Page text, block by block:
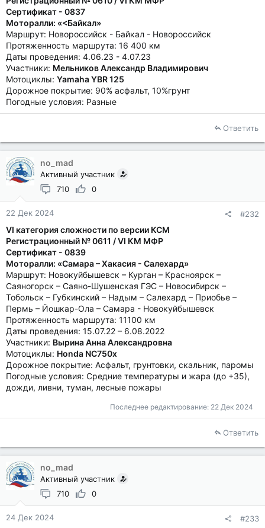
Сертификат - 0837
Моторалли: «<Байкал»
Маршрут: Новороссийск - Байкал - Новороссийск
Протяженность маршрута: 16 400 км
Даты проведения: 4.06.23 - 4.07.23
Участники: Мельников Александр Владимирович
Мотоциклы: Yamaha YBR 125
Дорожное покрытие: 90% асфальт, 10%грунт
Погодные условия: Разные
Ответить
no_mad
Активный участник
710
0
22 Дек 2024 #232
VI категория сложности по версии КСМ
Регистрационный № 0611 / VI КМ МФР
Сертификат - 0839
Моторалли: «Самара – Хакасия - Салехард»
Маршрут: Новокуйбышевск – Курган – Красноярск –
Саяногорск – Саяно-Шушенская ГЭС – Новосибирск –
Тобольск – Губкинский – Надым – Салехард – Приобье –
Пермь – Йошкар-Ола – Самара - Новокуйбышевск
Протяженность маршрута: 11100 км
Даты проведения: 15.07.22 – 6.08.2022
Участники: Вырина Анна Александровна
Мотоциклы: Honda NC750x
Дорожное покрытие: Асфальт, грунтовки, скальник, паромы
Погодные условия: Средние температуры и жара (до +35),
дожди, ливни, туман, лесные пожары
Последнее редактирование: 22 Дек 2024
Ответить
no_mad
Активный участник
710
0
24 Дек 2024 #233